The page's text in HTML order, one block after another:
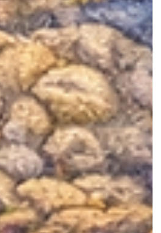
facile pour chien et chat (DIY
pour chien et chat : lits, jouets,
DIY simples à fabriquer avec des